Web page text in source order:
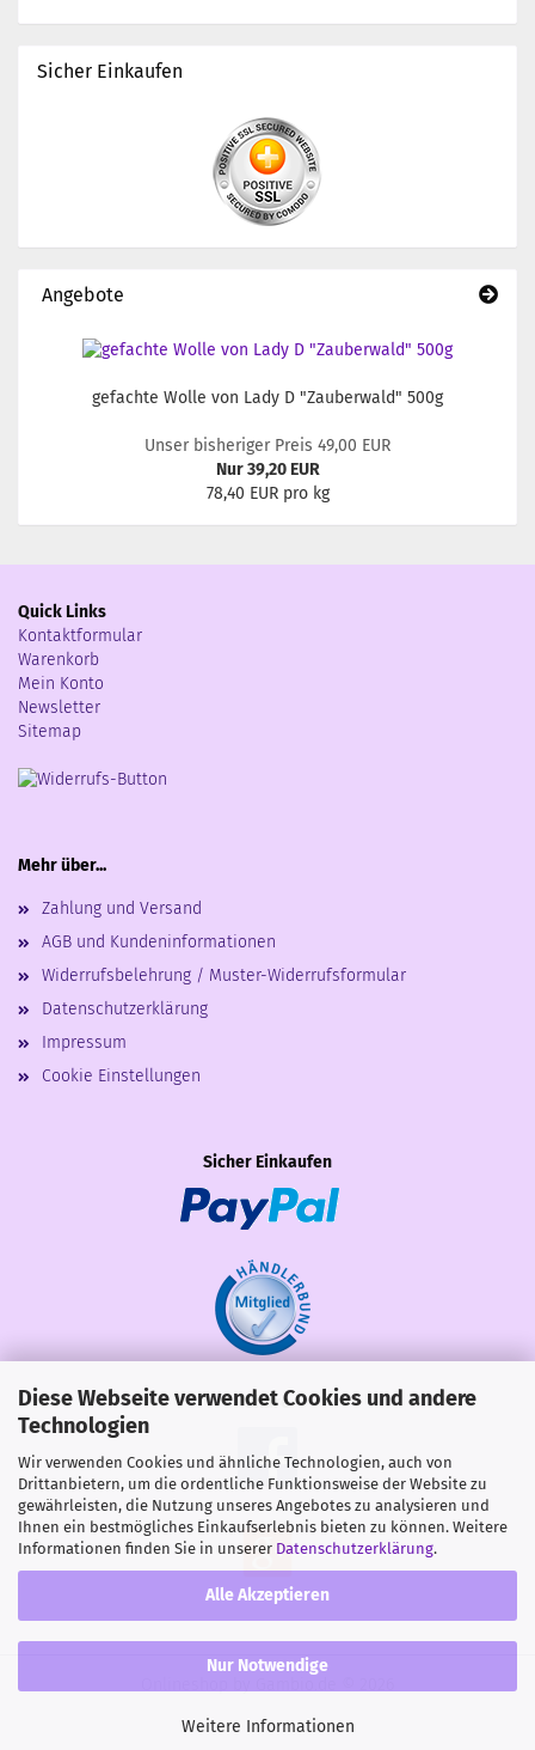
Diese Webseite verwendet Cookies und andere
Technologien
Wir verwenden Cookies und ähnliche Technologien, auch von
Drittanbietern, um die ordentliche Funktionsweise der Website zu
gewährleisten, die Nutzung unseres Angebotes zu analysieren und
Ihnen ein bestmögliches Einkaufserlebnis bieten zu können. Weitere
Informationen finden Sie in unserer Datenschutzerklärung.
Alle Akzeptieren
Nur Notwendige
Weitere Informationen
Sicher Einkaufen
Angebote
gefachte Wolle von Lady D "Zauberwald" 500g
Unser bisheriger Preis 49,00 EUR
Nur 39,20 EUR
78,40 EUR pro kg
Quick Links
Kontaktformular
Warenkorb
Mein Konto
Newsletter
Sitemap
Mehr über...
Zahlung und Versand
AGB und Kundeninformationen
Widerrufsbelehrung / Muster-Widerrufsformular
Datenschutzerklärung
Impressum
Cookie Einstellungen
Sicher Einkaufen
Share